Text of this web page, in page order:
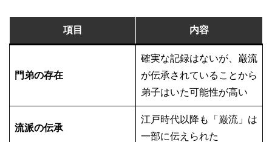
項目 内容
門弟の存在
確実な記録はないが、巌流
が伝承されていることから
弟子はいた可能性が高い
流派の伝承
江戸時代以降も「巌流」は
一部に伝えられた